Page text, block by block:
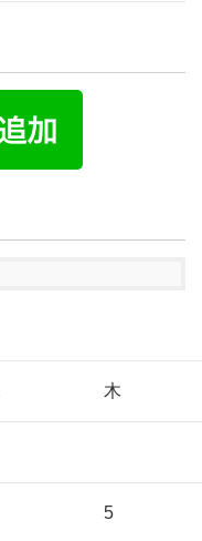
木
5